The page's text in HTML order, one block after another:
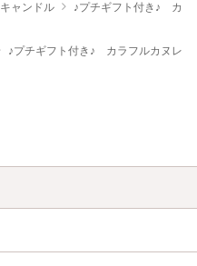
キャンドル
♪プチギフト付き♪ カ
♪プチギフト付き♪ カラフルカヌレ